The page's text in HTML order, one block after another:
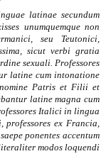
latinae secundum
unumquemque non
seu Teutonici,
sicut verbi gratia
sexuali. Professores
latine cum intonatione
Patris et Filii et
latine magna cum
Italici in lingua
professores ex Francia,
ponentes accentum
modos loquendi